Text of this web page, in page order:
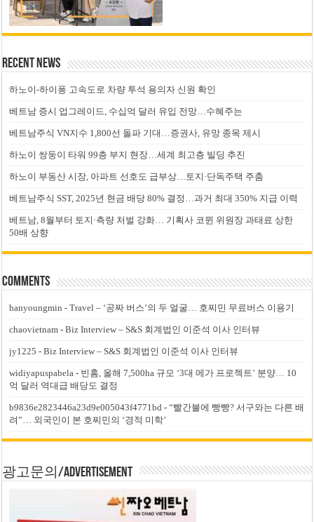
Recent News
하노이-하이퐁 고속도로 차량 투석 용의자 신원 확인
베트남 증시 업그레이드, 수십억 달러 유입 전망…수혜주는
베트남주식 VN지수 1,800선 돌파 기대…증권사, 유망 종목 제시
하노이 쌍둥이 타워 99층 부지 현장…세계 최고층 빌딩 추진
하노이 부동산 시장, 아파트 선호도 급부상…토지·단독주택 주춤
베트남주식 SST, 2025년 현금 배당 80% 결정…과거 최대 350% 지급 이력
베트남, 8월부터 토지·측량 처벌 강화… 기획사 코뮌 위원장 과태료 상한
50배 상향
Comments
hanyoungmin -Travel – ‘공짜 버스’의 두 얼굴… 호찌민 무료버스 이용기
chaovietnam -Biz Interview – S&S 회계법인 이준석 이사 인터뷰
jy1225 -Biz Interview – S&S 회계법인 이준석 이사 인터뷰
widiyapuspabela - 빈홈, 올해 7,500ha 규모 ‘3대 메가 프로젝트’ 분양… 10
억 달러 역대급 배당도 결정
b9836e2823446a23d9e005043f4771bd -“빨간불에 빵빵? 서구와는 다른 배
려”… 외국인이 본 호찌민의 ‘경적 미학’
광고문의/Advertisement